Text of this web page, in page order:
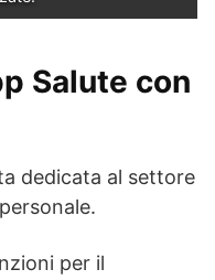
Salute con
dedicata al settore
per il